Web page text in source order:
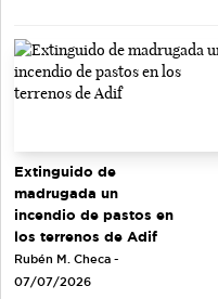
Extinguido de
madrugada un
incendio de pastos en
los terrenos de Adif
Rubén M. Checa -
07/07/2026